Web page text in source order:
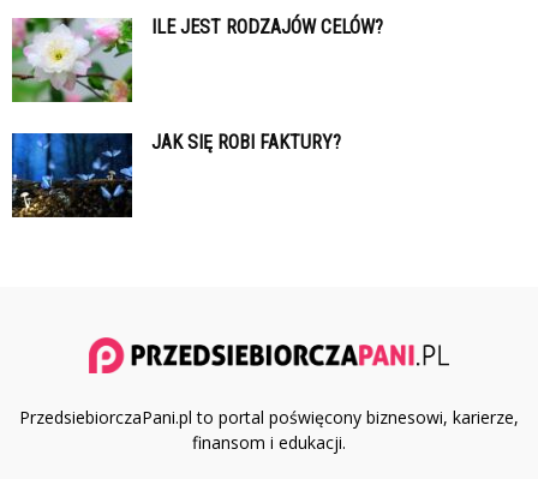
ILE JEST RODZAJÓW CELÓW?
JAK SIĘ ROBI FAKTURY?
PrzedsiebiorczaPani.pl to portal poświęcony biznesowi, karierze,
finansom i edukacji.